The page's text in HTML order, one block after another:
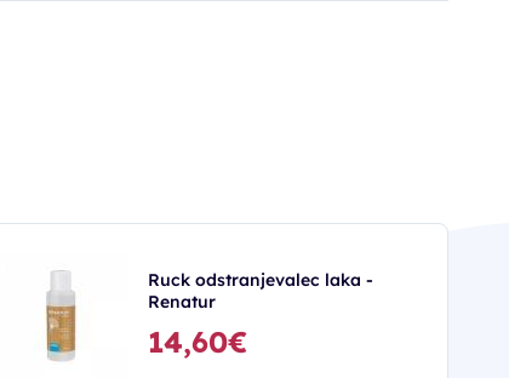
Ruck odstranjevalec laka -
Renatur
14,60€